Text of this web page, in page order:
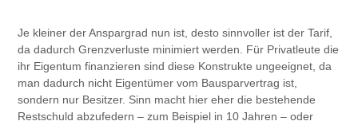
Je kleiner der Anspargrad nun ist, desto sinnvoller ist der Tarif,
da dadurch Grenzverluste minimiert werden. Für Privatleute die
ihr Eigentum finanzieren sind diese Konstrukte ungeeignet, da
man dadurch nicht Eigentümer vom Bausparvertrag ist,
sondern nur Besitzer. Sinn macht hier eher die bestehende
Restschuld abzufedern – zum Beispiel in 10 Jahren – oder